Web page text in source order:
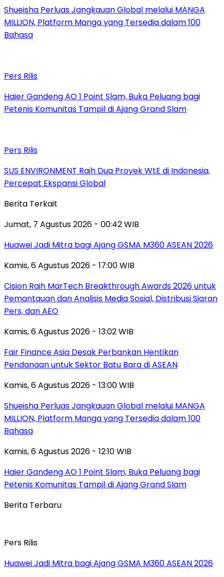
Shueisha Perluas Jangkauan Global melalui MANGA
MILLION, Platform Manga yang Tersedia dalam 100
Bahasa
Pers Rilis
Haier Gandeng AO 1 Point Slam, Buka Peluang bagi
Petenis Komunitas Tampil di Ajang Grand Slam
Pers Rilis
SUS ENVIRONMENT Raih Dua Proyek WtE di Indonesia,
Percepat Ekspansi Global
Berita Terkait
Jumat, 7 Agustus 2026 - 00:42 WIB
Huawei Jadi Mitra bagi Ajang GSMA M360 ASEAN 2026
Kamis, 6 Agustus 2026 - 17:00 WIB
Cision Raih MarTech Breakthrough Awards 2026 untuk
Pemantauan dan Analisis Media Sosial, Distribusi Siaran
Pers, dan AEO
Kamis, 6 Agustus 2026 - 13:02 WIB
Fair Finance Asia Desak Perbankan Hentikan
Pendanaan untuk Sektor Batu Bara di ASEAN
Kamis, 6 Agustus 2026 - 13:00 WIB
Shueisha Perluas Jangkauan Global melalui MANGA
MILLION, Platform Manga yang Tersedia dalam 100
Bahasa
Kamis, 6 Agustus 2026 - 12:10 WIB
Haier Gandeng AO 1 Point Slam, Buka Peluang bagi
Petenis Komunitas Tampil di Ajang Grand Slam
Berita Terbaru
Pers Rilis
Huawei Jadi Mitra bagi Ajang GSMA M360 ASEAN 2026